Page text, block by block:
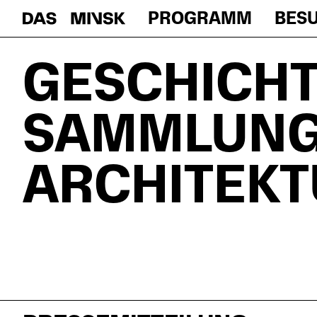
PROGRAMM